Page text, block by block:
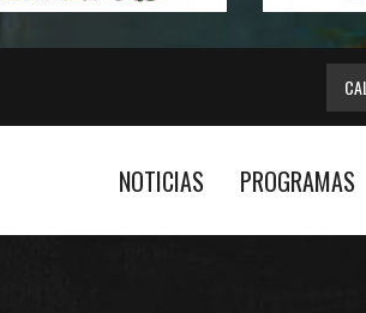
NOTICIAS PROGRAMAS